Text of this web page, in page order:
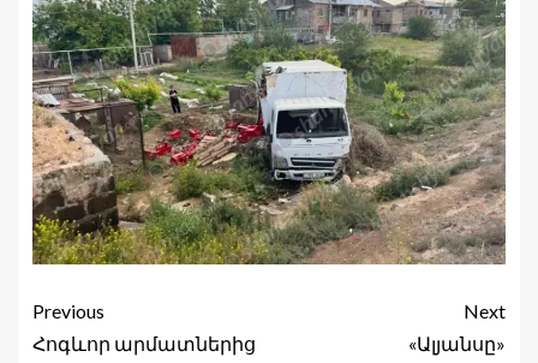
Previous
Հոգևոր արմատներից
Next
«Ալյանսը»